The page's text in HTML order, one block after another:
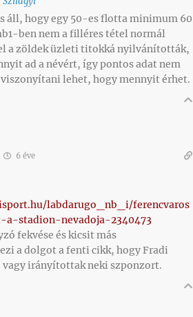
áll, hogy egy 50-es flotta minimum 60
ben nem a filléres tétel normál
a zöldek üzleti titokká nyilvánították,
ad a névért, így pontos adat nem
lehet, hogy mennyit érhet.
6 éve
labdarugo_nb_i/ferencvaros
stadion-nevadoja-2340473
fekvése és kicsit más
a dolgot a fenti cikk, hogy Fradi
irányítottak neki szponzort.